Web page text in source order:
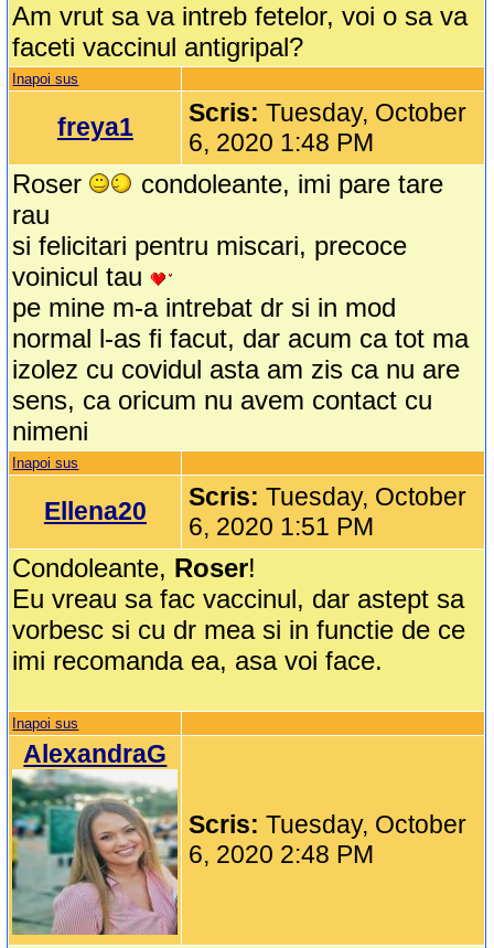
Am vrut sa va intreb fetelor, voi o sa va
faceti vaccinul antigripal?
Inapoi sus
freya1 Scris:Tuesday, October
6, 2020 1:48 PM
Roser
condoleante, imi pare tare
rau
si felicitari pentru miscari, precoce
voinicul tau
pe mine m-a intrebat dr si in mod
normal l-as fi facut, dar acum ca tot ma
izolez cu covidul asta am zis ca nu are
sens, ca oricum nu avem contact cu
nimeni
Inapoi sus
Ellena20 Scris:Tuesday, October
6, 2020 1:51 PM
Condoleante, Roser!
Eu vreau sa fac vaccinul, dar astept sa
vorbesc si cu dr mea si in functie de ce
imi recomanda ea, asa voi face.
Inapoi sus
AlexandraG
Scris:Tuesday, October
6, 2020 2:48 PM